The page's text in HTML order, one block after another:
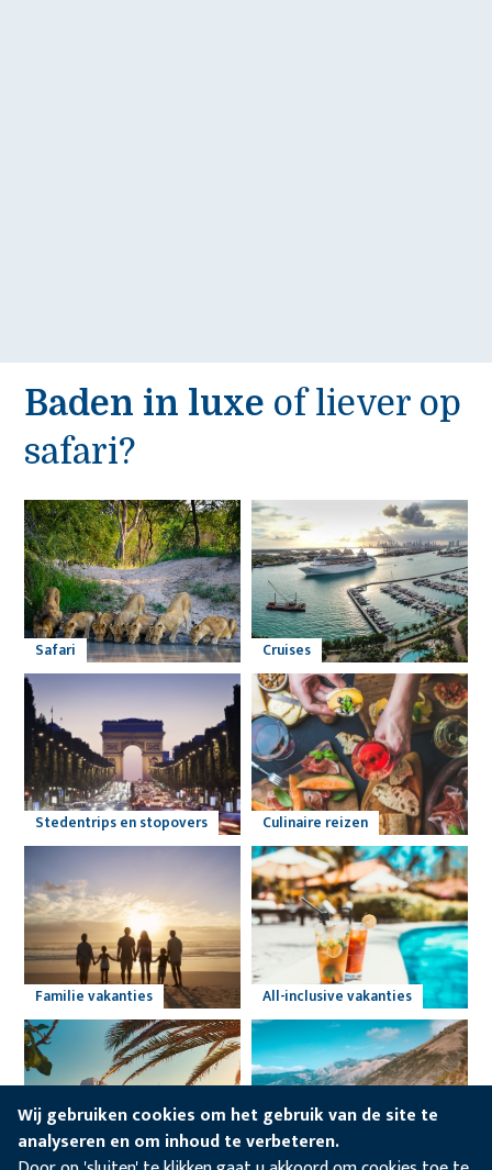
Wij gebruiken cookies om het gebruik van de site te
analyseren en om inhoud te verbeteren.
Baden in luxe of liever op
safari?
Safari Cruises
Stedentrips en stopovers Culinaire reizen
Familie vakanties All-inclusive vakanties